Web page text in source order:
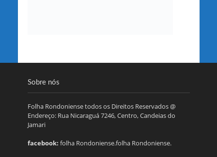
Sobre nós
Folha Rondoniense todos os Direitos Reservados @
Endereço: Rua Nicaraguá 7246, Centro, Candeias do
Jamari
facebook: folha Rondoniense.folha Rondoniense.